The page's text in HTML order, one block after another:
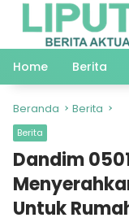
Langsung
Home
Berita
Beranda Berita
Berita
Dandim
Untuk